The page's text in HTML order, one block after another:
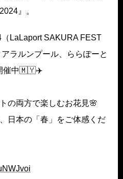
』。
（LaLaport SAKURA FEST
ラルンプール、ららぽーと
催中🇲🇾✈️
の両方で楽しむお花見🌸
日本の「春」をご体感くだ